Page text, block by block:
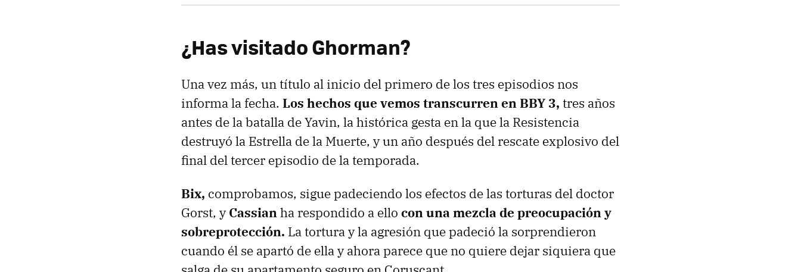
¿Has visitado Ghorman?
Una vez más, un título al inicio del primero de los tres episodios nos
informa la fecha. Los hechos que vemos transcurren en BBY 3, tres años
antes de la batalla de Yavin, la histórica gesta en la que la Resistencia
destruyó la Estrella de la Muerte, y un año después del rescate explosivo del
final del tercer episodio de la temporada.
Bix, comprobamos, sigue padeciendo los efectos de las torturas del doctor
Gorst, yCassianha respondido a ello con una mezcla de preocupación y
sobreprotección. La tortura y la agresión que padeció la sorprendieron
cuando él se apartó de ella y ahora parece que no quiere dejar siquiera que